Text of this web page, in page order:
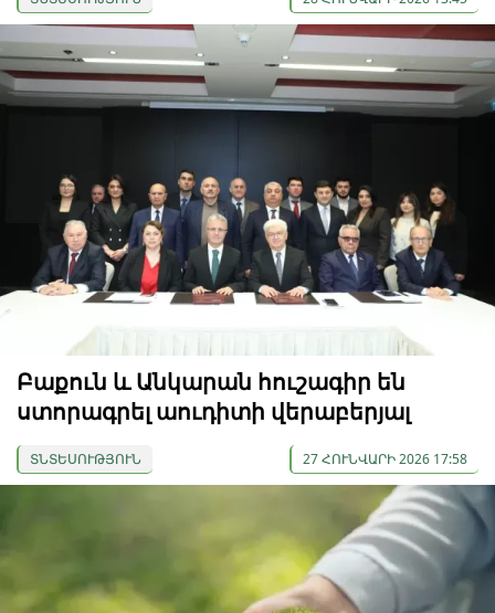
Բաքուն և Անկարան հուշագիր են
ստորագրել աուդիտի վերաբերյալ
ՏՆՏԵՍՈՒԹՅՈՒՆ 27 ՀՈՒՆՎԱՐԻ 2026 17:58